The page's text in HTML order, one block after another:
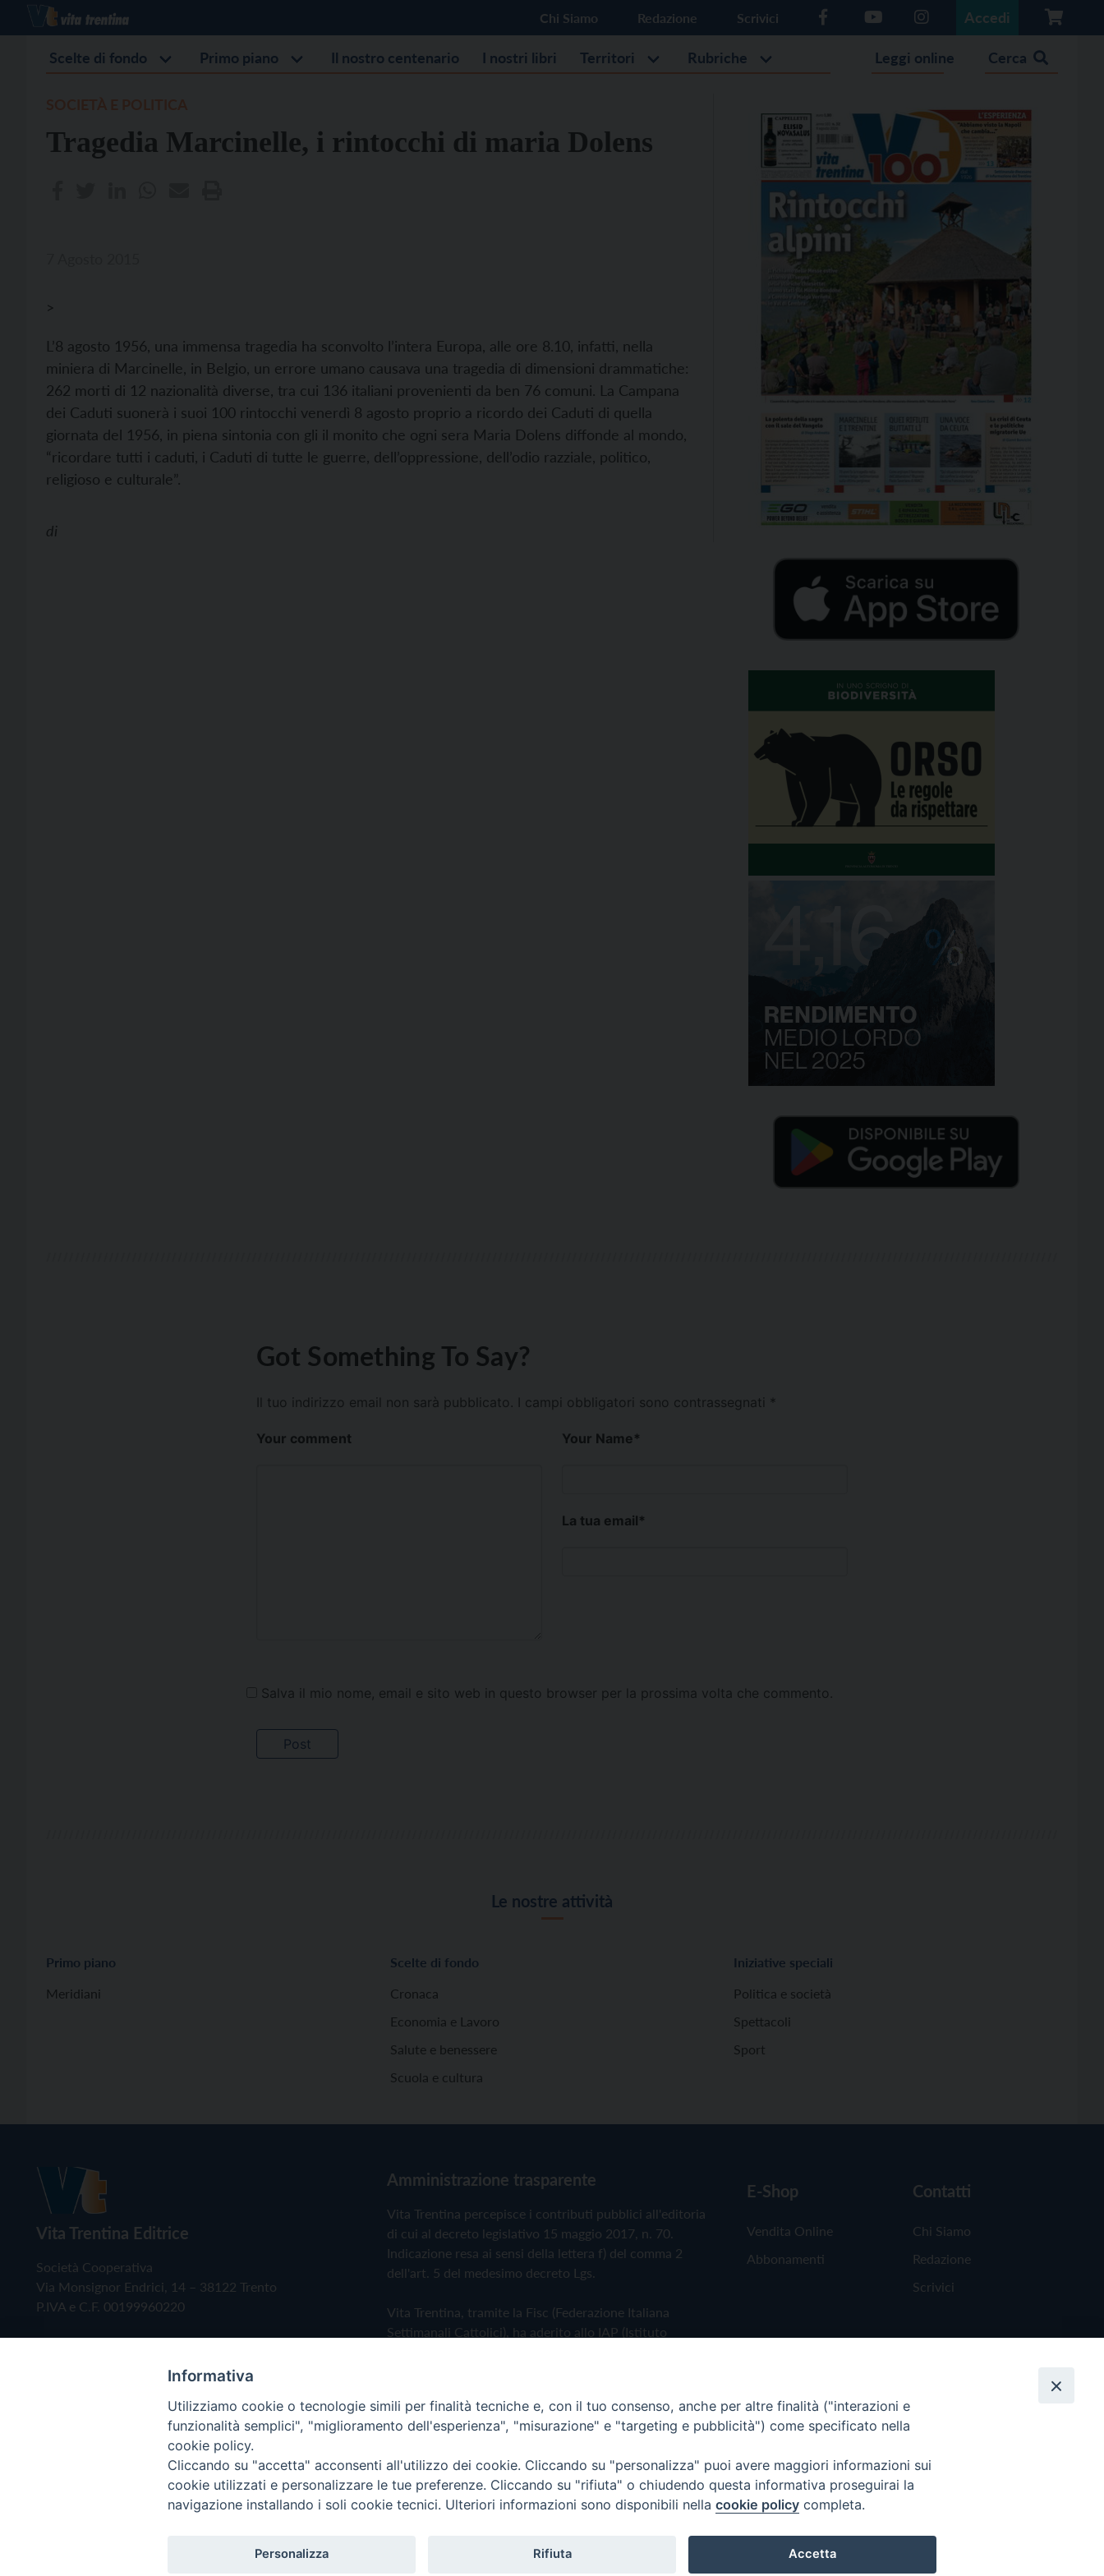
Chi Siamo Redazione Scrivici Accedi
Scelte di fondo Primo piano Il nostro centenario I nostri libri Territori Rubriche Leggi online Cerca
Tragedia Marcinelle, i rintocchi di maria Dolens
>
L’8 agosto 1956, una immensa tragedia ha sconvolto l’intera Europa, alle ore 8.10, infatti, nella
miniera di Marcinelle, in Belgio, un errore umano causava una tragedia di dimensioni drammatiche:
262 morti di 12 nazionalità diverse, tra cui 136 italiani provenienti da ben 76 comuni. La Campana
dei Caduti suonerà i suoi 100 rintocchi venerdì 8 agosto proprio a ricordo dei Caduti di quella
giornata del 1956, in piena sintonia con gli il monito che ogni sera Maria Dolens diffonde al mondo,
“ricordare tutti i caduti, i Caduti di tutte le guerre, dell’oppressione, dell’odio razziale, politico,
religioso e culturale”.
di
Got Something To Say?
Il tuo indirizzo email non sarà pubblicato. I campi obbligatori sono contrassegnati *
Your comment Your Name*
La tua email*
Salva il mio nome, email e sito web in questo browser per la prossima volta che commento.
Le nostre attività
Primo piano
Meridiani
Scelte di fondo
Cronaca
Economia e Lavoro
Salute e benessere
Scuola e cultura
Iniziative speciali
Politica e società
Spettacoli
Sport
Vita Trentina Editrice
Società Cooperativa
Via Monsignor Endrici, 14 – 38122 Trento
P.IVA e C.F. 00199960220
Amministrazione trasparente
Vita Trentina percepisce i contributi pubblici all'editoria
di cui al decreto legislativo 15 maggio 2017, n. 70.
Indicazione resa ai sensi della lettera f) del comma 2
dell'art. 5 del medesimo decreto Lgs.
Vita Trentina, tramite la Fisc (Federazione Italiana
Settimanali Cattolici), ha aderito allo IAP (Istituto
Privacy Policy Cookie Policy
E-Shop
Vendita Online
Abbonamenti
Contatti
Chi Siamo
Redazione
Scrivici
Copyright © 2019 - Tutti i diritti riservati - Vita Trentina Editrice
Informativa
Utilizziamo cookie o tecnologie simili per finalità tecniche e, con il tuo consenso, anche per altre finalità ("interazioni e
funzionalità semplici", "miglioramento dell'esperienza", "misurazione" e "targeting e pubblicità") come specificato nella
cookie policy.
Cliccando su "accetta" acconsenti all'utilizzo dei cookie. Cliccando su "personalizza" puoi avere maggiori informazioni sui
cookie utilizzati e personalizzare le tue preferenze. Cliccando su "rifiuta" o chiudendo questa informativa proseguirai la
navigazione installando i soli cookie tecnici. Ulteriori informazioni sono disponibili nella cookie policy completa.
Personalizza Rifiuta Accetta